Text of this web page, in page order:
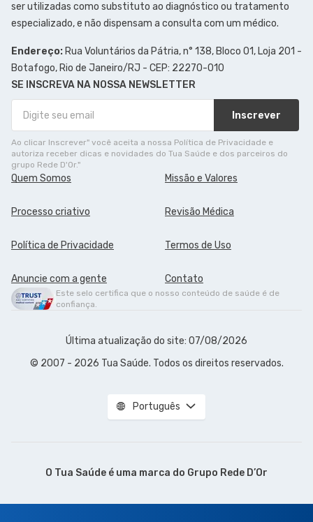
ser utilizadas como substituto ao diagnóstico ou tratamento
especializado, e não dispensam a consulta com um médico.
Endereço: Rua Voluntários da Pátria, n° 138, Bloco 01, Loja 201 -
Botafogo, Rio de Janeiro/RJ - CEP: 22270-010
SE INSCREVA NA NOSSA NEWSLETTER
Inscrever
Ao clicar Inscrever" você aceita a nossa Política de Privacidade e
autoriza receber dicas e novidades do Tua Saúde e dos parceiros do
grupo Rede D'Or."
Quem Somos Missão e Valores
Processo criativo Revisão Médica
Política de Privacidade Termos de Uso
Anuncie com a gente Contato
Este selo certifica que o nosso conteúdo de saúde é de
confiança.
Última atualização do site: 07/08/2026
© 2007 - 2026 Tua Saúde. Todos os direitos reservados.
Português
O Tua Saúde é uma marca do Grupo Rede D’Or